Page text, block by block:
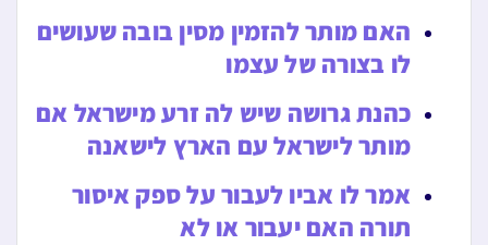
האם מותר להזמין מסין בובה שעושים
לו בצורה של עצמו
כהנת גרושה שיש לה זרע מישראל אם
מותר לישראל עם הארץ לישאנה
אמר לו אביו לעבור על ספק איסור
תורה האם יעבור או לא